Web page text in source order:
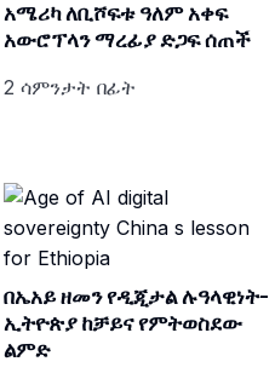
አሜሪካ ለቢሾፍቱ ዓለም አቀፍ
አውሮፕላን ማረፊያ ድጋፍ ሰጠች
2 ሳምንታት በፊት
በኤአይ ዘመን የዲጂታል ሉዓላዊነት-
ኢትዮጵያ ከቻይና የምትወስደው
ልምድ